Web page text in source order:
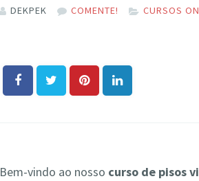
DEKPEK COMENTE! CURSOS
Bem-vindo ao nosso curso de pisos